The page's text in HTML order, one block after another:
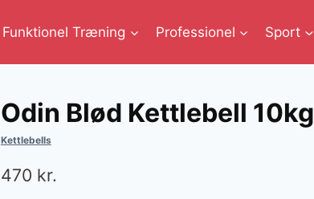
Funktionel Træning Professionel Sport
Odin Blød Kettlebell 10kg
Kettlebells
470 kr.